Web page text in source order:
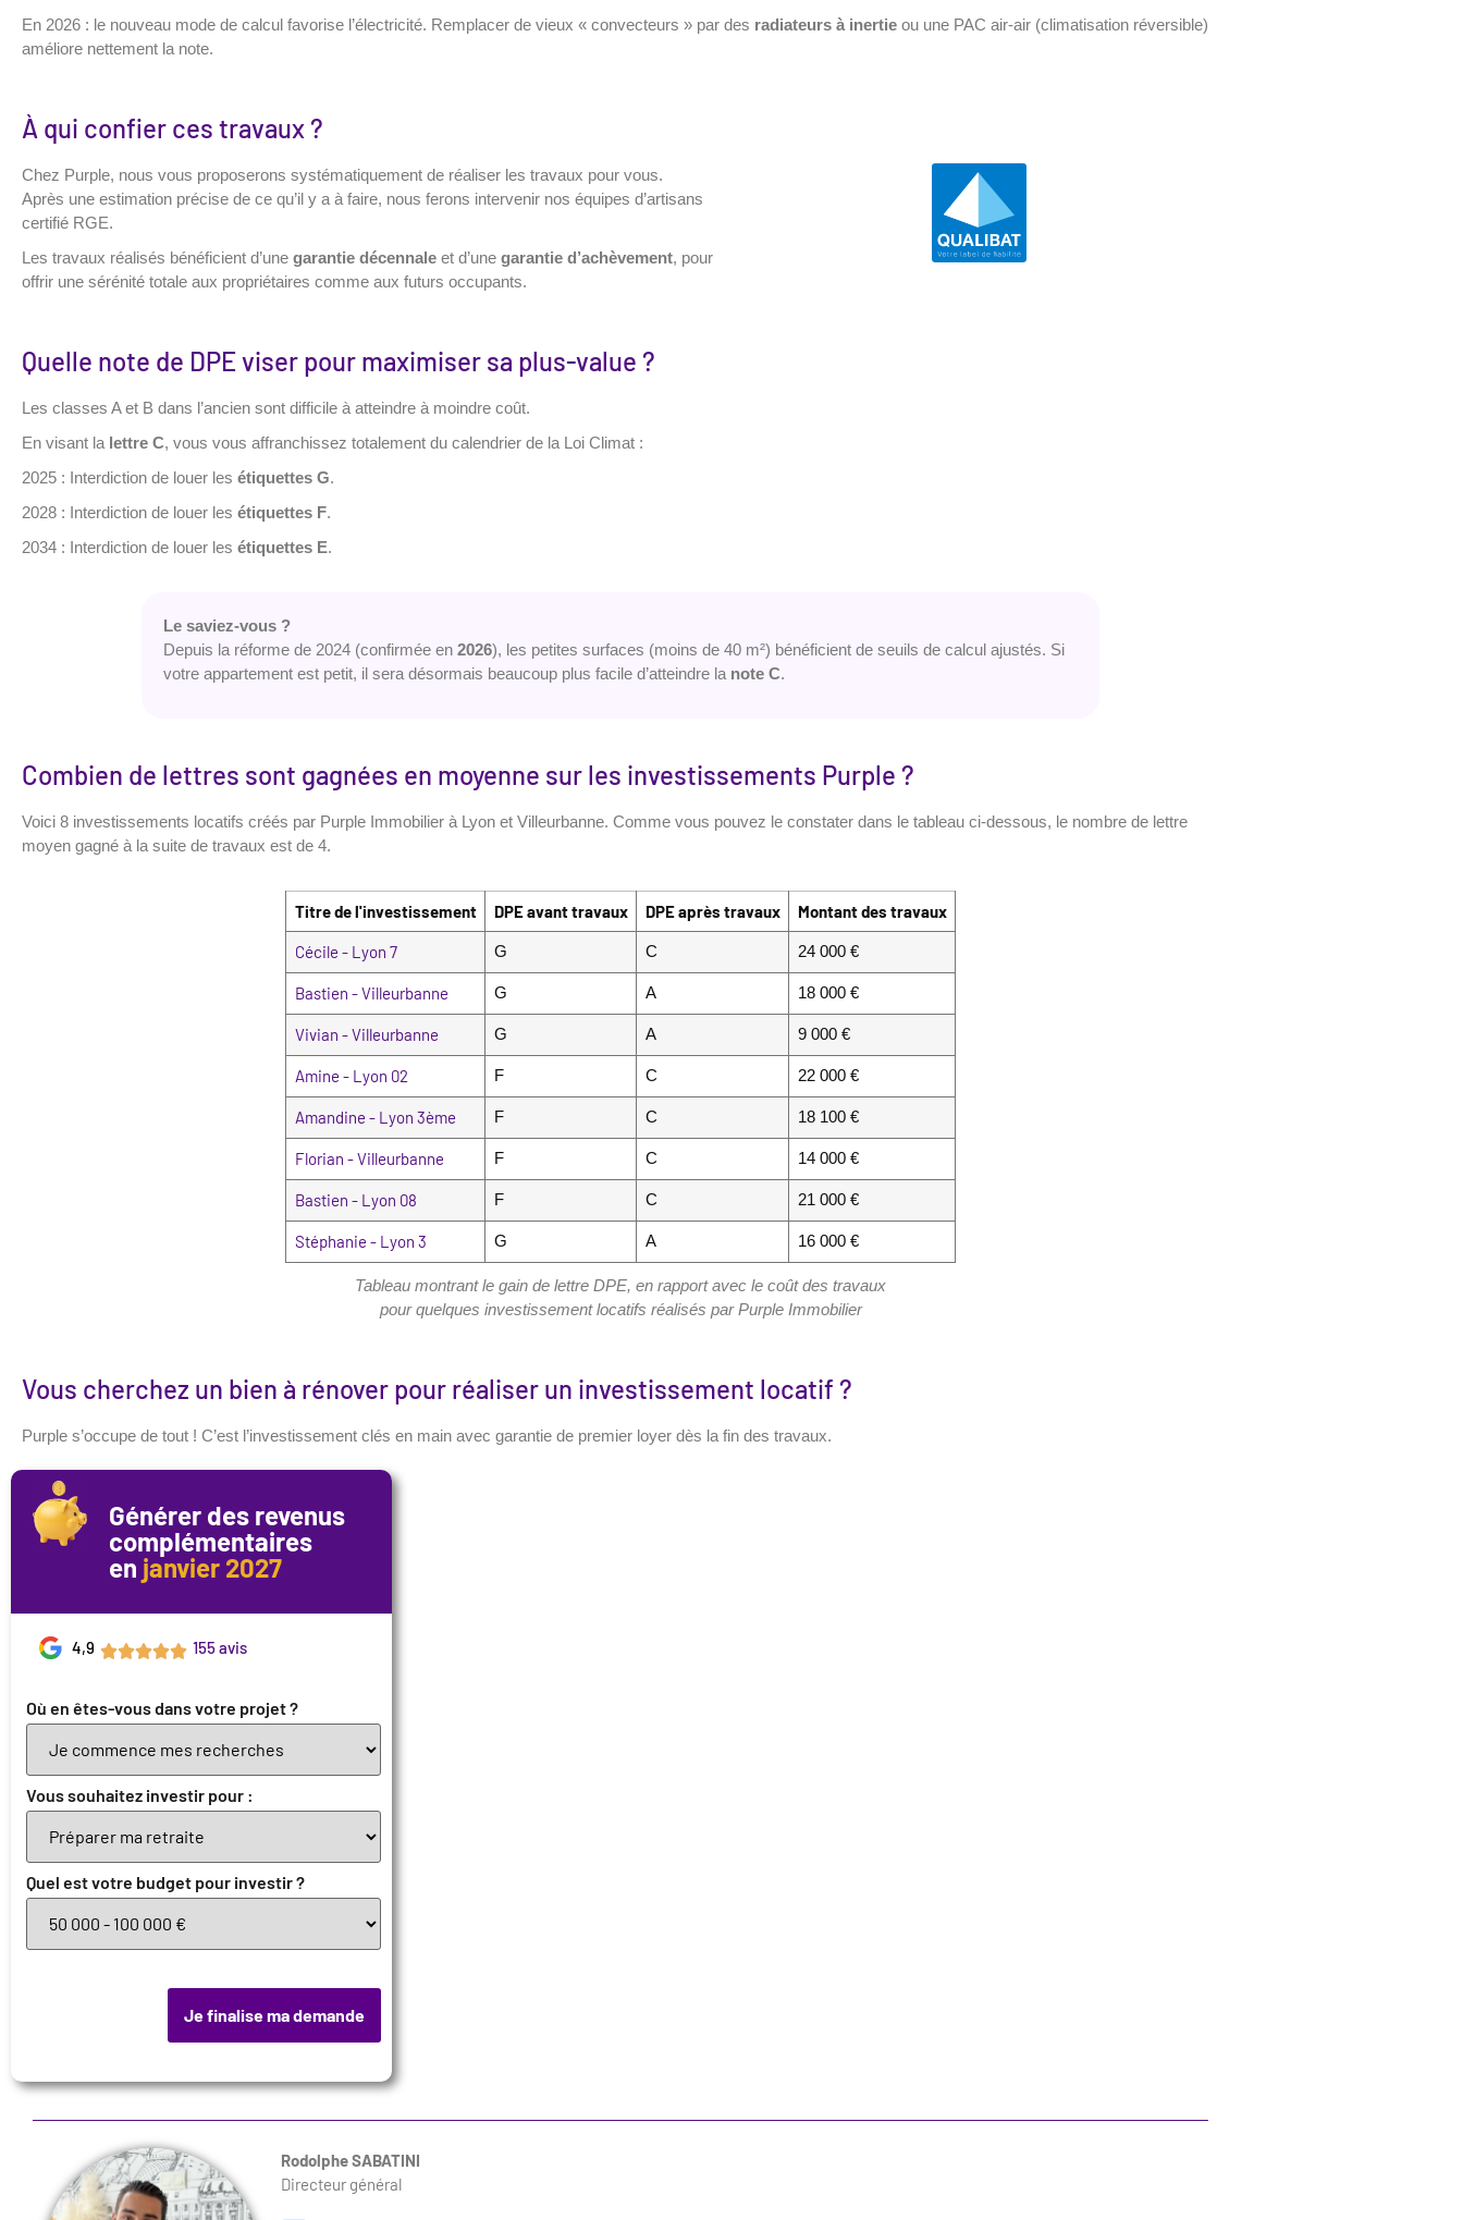
En 2026 : le nouveau mode de calcul favorise l’électricité. Remplacer de vieux « convecteurs » par des radiateurs à inertie ou une PAC air-air (climatisation réversible)
améliore nettement la note.
À qui confier ces travaux ?
Chez Purple, nous vous proposerons systématiquement de réaliser les travaux pour vous.
Après une estimation précise de ce qu’il y a à faire, nous ferons intervenir nos équipes d’artisans
certifié RGE.
Les travaux réalisés bénéficient d’une garantie décennale et d’une garantie d’achèvement, pour
offrir une sérénité totale aux propriétaires comme aux futurs occupants.
Quelle note de DPE viser pour maximiser sa plus-value ?
Les classes A et B dans l’ancien sont difficile à atteindre à moindre coût.
En visant la lettre C, vous vous affranchissez totalement du calendrier de la Loi Climat :
2025 : Interdiction de louer les étiquettes G.
2028 : Interdiction de louer les étiquettes F.
2034 : Interdiction de louer les étiquettes E.
Le saviez-vous ?
Depuis la réforme de 2024 (confirmée en 2026), les petites surfaces (moins de 40 m²) bénéficient de seuils de calcul ajustés. Si
votre appartement est petit, il sera désormais beaucoup plus facile d’atteindre la note C.
Combien de lettres sont gagnées en moyenne sur les investissements Purple ?
Voici 8 investissements locatifs créés par Purple Immobilier à Lyon et Villeurbanne. Comme vous pouvez le constater dans le tableau ci-dessous, le nombre de lettre
moyen gagné à la suite de travaux est de 4.
Titre de l'investissement DPE avant travaux DPE après travaux Montant des travaux
Cécile - Lyon 7 G C 24 000 €
Bastien - Villeurbanne G A 18 000 €
Vivian - Villeurbanne G A 9 000 €
Amine - Lyon 02 F C 22 000 €
Amandine - Lyon 3ème F C 18 100 €
Florian - Villeurbanne F C 14 000 €
Bastien - Lyon 08 F C 21 000 €
Stéphanie - Lyon 3 G A 16 000 €
Tableau montrant le gain de lettre DPE, en rapport avec le coût des travaux
pour quelques investissement locatifs réalisés par Purple Immobilier
Vous cherchez un bien à rénover pour réaliser un investissement locatif ?
Purple s’occupe de tout ! C’est l’investissement clés en main avec garantie de premier loyer dès la fin des travaux.
Générer des revenus
complémentaires
en janvier 2027
4,9 155 avis
Où en êtes-vous dans votre projet ?
Vous souhaitez investir pour :
Quel est votre budget pour investir ?
Je finalise ma demande
Rodolphe SABATINI
Directeur général